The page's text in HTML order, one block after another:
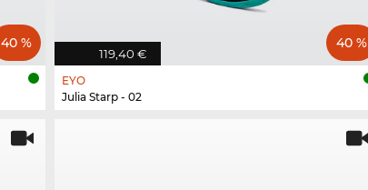
40 %
119,40 €
40 %
EYO
Julia Starp - 02